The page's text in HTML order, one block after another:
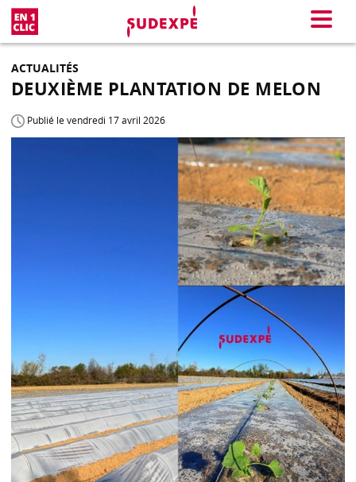
Menu
ACTUALITÉS
DEUXIÈME PLANTATION DE MELON
Publié le vendredi 17 avril 2026